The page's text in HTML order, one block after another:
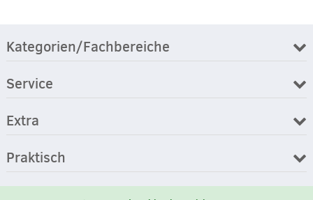
Kategorien/Fachbereiche
Service
Extra
Praktisch